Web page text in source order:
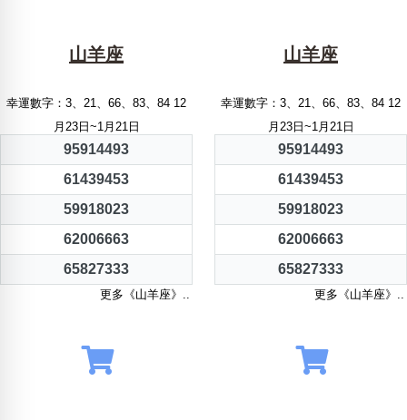
山羊座
幸運數字：3、21、66、83、84 12
月23日~1月21日
95914493
61439453
59918023
62006663
65827333
更多《山羊座》..
山羊座
幸運數字：3、21、66、83、84 12
月23日~1月21日
95914493
61439453
59918023
62006663
65827333
更多《山羊座》..